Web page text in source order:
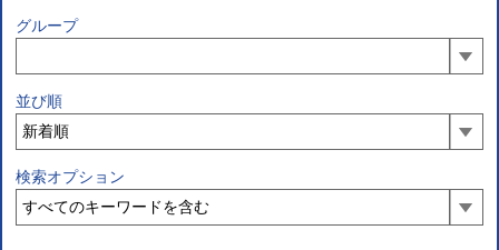
グループ
並び順
検索オプション